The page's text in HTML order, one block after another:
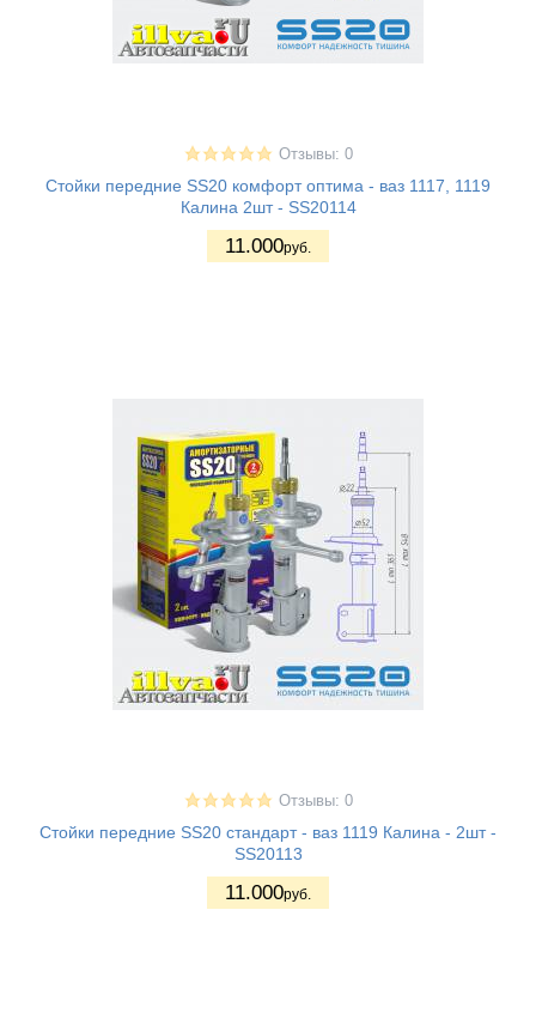
Отзывы: 0
Стойки передние SS20 комфорт оптима - ваз 1117, 1119
Калина 2шт - SS20114
11.000руб.
Отзывы: 0
Стойки передние SS20 стандарт - ваз 1119 Калина - 2шт -
SS20113
11.000руб.